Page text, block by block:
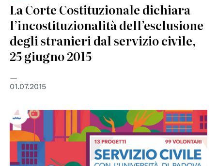
La Corte Costituzionale dichiara
l’incostituzionalità dell’esclusione
degli stranieri dal servizio civile,
25 giugno 2015
01.07.2015